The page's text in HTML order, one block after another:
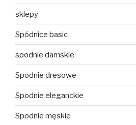
sklepy
Spódnice basic
spodnie damskie
Spodnie dresowe
Spodnie eleganckie
Spodnie męskie